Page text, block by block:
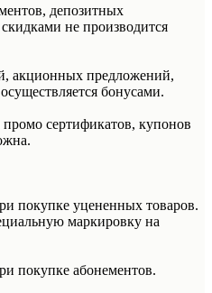
депозитных
не производится
акционных предложений,
бонусами.
сертификатов, купонов
покупке уцененных товаров.
маркировку на
покупке абонементов.